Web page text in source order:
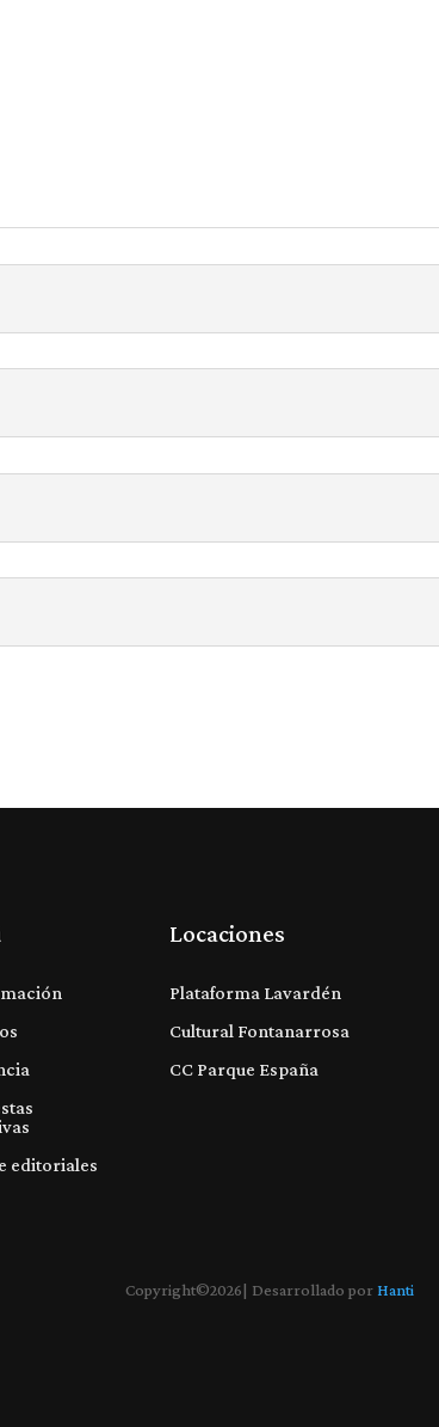
editoriales
Locaciones
Plataforma Lavardén
Cultural Fontanarrosa
CC Parque España
Copyright©2026| Desarrollado porHanti